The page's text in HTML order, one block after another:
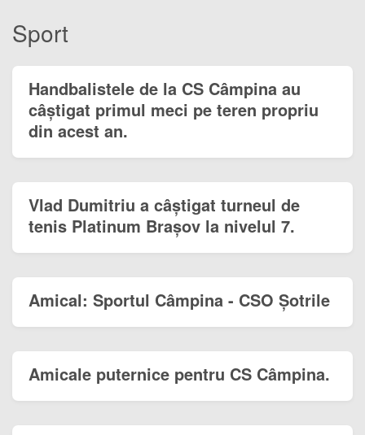
Sport
Handbalistele de la CS Câmpina au
câștigat primul meci pe teren propriu
din acest an.
Vlad Dumitriu a câștigat turneul de
tenis Platinum Brașov la nivelul 7.
Amical: Sportul Câmpina - CSO Șotrile
Amicale puternice pentru CS Câmpina.